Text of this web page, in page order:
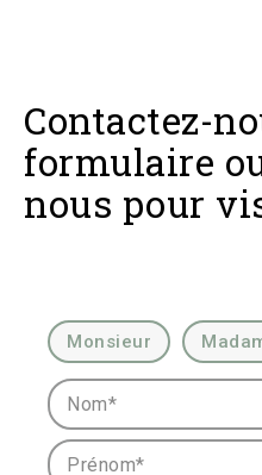
Contactez-
formulaire
nous pour
Civilité :
Monsieur
Nom* :
Prénom* :